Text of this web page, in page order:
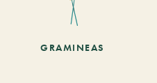
GRAMINEAS